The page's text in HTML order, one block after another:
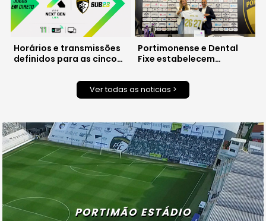
Horários e transmissões
definidos para as cinco
Portimonense e Dental
Fixe estabelecem
saúde oral dos atletas
Ver todas as noticias >
PORTIMÃO ESTÁDIO